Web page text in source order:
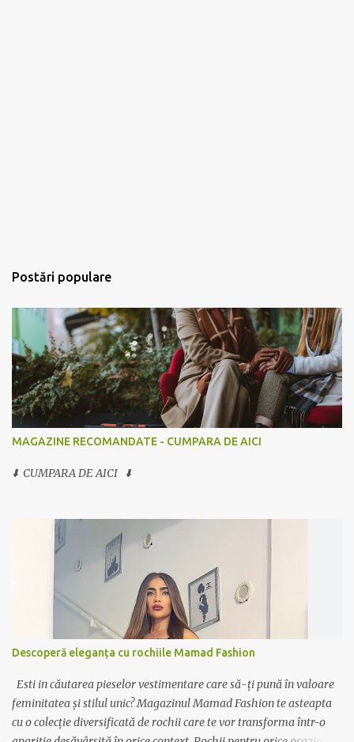
Postări populare
MAGAZINE RECOMANDATE - CUMPARA DE AICI
⬇️ CUMPARA DE AICI ⬇️
Descoperă eleganța cu rochiile Mamad Fashion
Esti in căutarea pieselor vestimentare care să-ți pună în valoare
feminitatea și stilul unic? Magazinul Mamad Fashion te asteapta
cu o colecție diversificată de rochii care te vor transforma într-o